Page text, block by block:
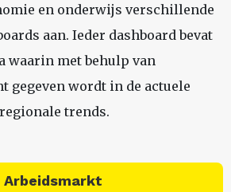
en onderwijs verschillende
aan. Ieder dashboard bevat
waarin met behulp van
gegeven wordt in de actuele
trends.
Arbeidsmarkt